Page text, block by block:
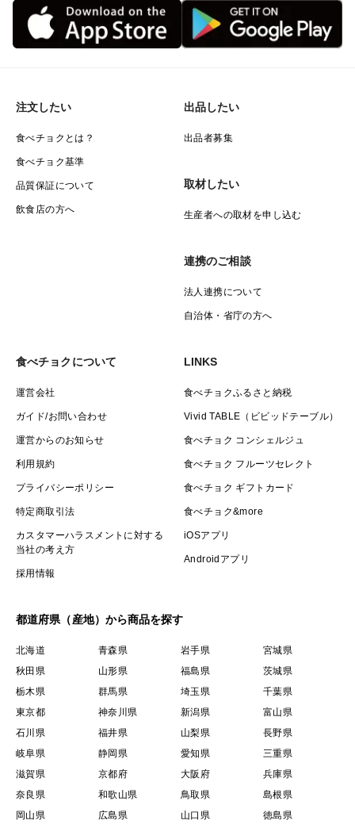
達】食のエリートミシュランシェフも絶賛した渥美半島
ブランド～
この三重奏が折り重なった渥美半島ブランドは国内に留
まらず、世界中の富裕層が集まるシンガポールでも高く
評価されています。
「そもそもの素材の良さが段違い。何も手を加える必要
がない」と虜になるくらいの評価をしてくれています。
ミシュランシェフの仕事がなくなるほど、素材が良すぎ
今では収穫時期を今か今かとセレブが待ちに待っている
ワールドワイドなブランドへと昇華しているのです。
※1年待ち2年待ちとなる前にご注文する事をおススメし
ます。上限に達し次第予告なく終了しますので予めご了
承ください。
注文したい
食べチョクとは？
食べチョク基準
品質保証について
飲食店の方へ
出品したい
出品者募集
取材したい
生産者への取材を申し込む
連携のご相談
法人連携について
自治体・省庁の方へ
食べチョクについて
運営会社
ガイド/お問い合わせ
運営からのお知らせ
利用規約
プライバシーポリシー
特定商取引法
カスタマーハラスメントに対する
当社の考え方
採用情報
LINKS
食べチョクふるさと納税
Vivid TABLE（ビビッドテーブル）
食べチョク コンシェルジュ
食べチョク フルーツセレクト
食べチョク ギフトカード
食べチョク&more
iOSアプリ
Androidアプリ
都道府県（産地）から商品を探す
北海道 青森県 岩手県
宮城県
秋田県
山形県 福島県
茨城県
栃木県
群馬県 埼玉県
千葉県
東京都
神奈川県 新潟県
富山県
石川県
福井県 山梨県
長野県
岐阜県
静岡県 愛知県
三重県
滋賀県
京都府 大阪府
兵庫県
奈良県
和歌山県 鳥取県
島根県
岡山県
広島県 山口県 徳島県